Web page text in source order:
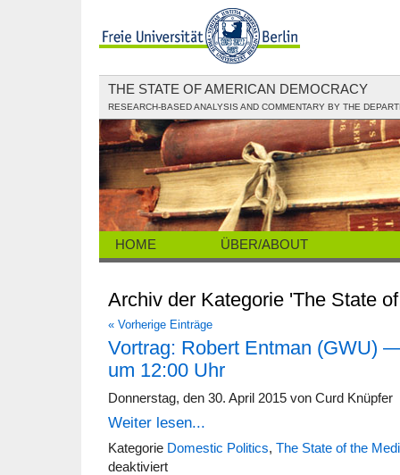
THE STATE OF AMERICAN DEMOCRACY
RESEARCH-BASED ANALYSIS AND COMMENTARY BY THE
HOME ÜBER/ABOUT
Archiv der Kategorie 'The State
« Vorherige Einträge
Vortrag: Robert Entman (GWU)
um 12:00 Uhr
Donnerstag, den 30. April 2015 von Curd Knüpfer
Weiter lesen...
Kategorie Domestic Politics, The State of the
deaktiviertfür